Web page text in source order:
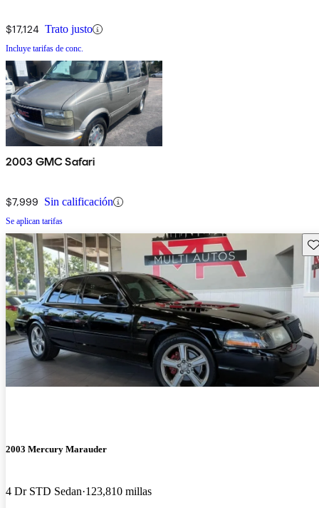
$17,124 Trato justo
Incluye tarifas de conc.
2003 GMC Safari
$7,999 Sin calificación
Se aplican tarifas
2003 Mercury Marauder
4 Dr STD Sedan 123,810 millas